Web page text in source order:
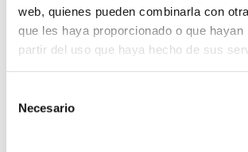
web, quienes pueden combinarla con
que les haya proporcionado o que hayan
partir del uso que haya hecho de sus
Necesario
EXACTITUD Y VERACIDAD DE LOS
FACILITADOS
El Usuario que envía información a
Ortigosa Arruti y otro, C.B., es el
datos incluidos, exonerando a
de cualquier